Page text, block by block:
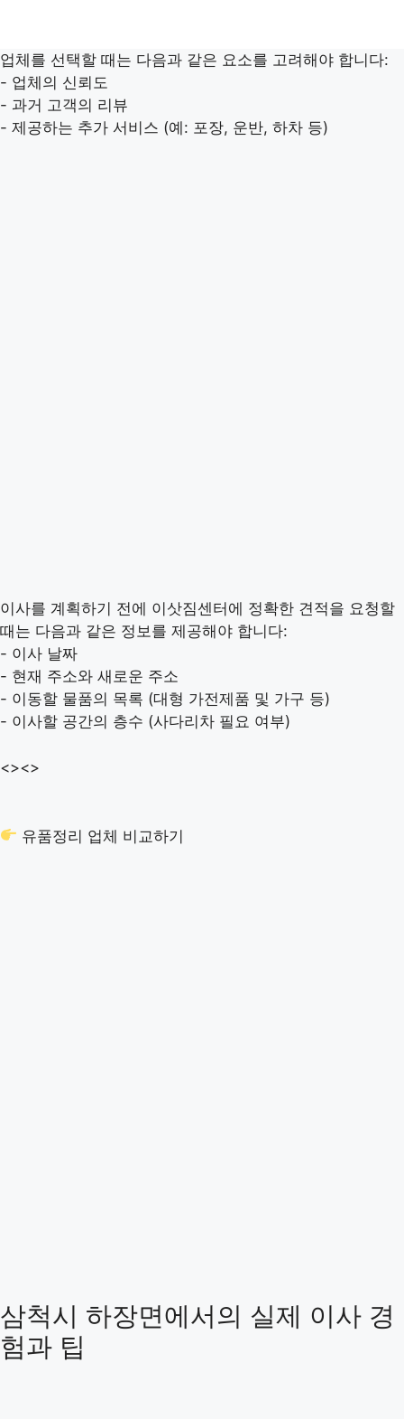
업체를 선택할 때는 다음과 같은 요소를 고려해야 합니다:
- 업체의 신뢰도
- 과거 고객의 리뷰
- 제공하는 추가 서비스 (예: 포장, 운반, 하차 등)
이사를 계획하기 전에 이삿짐센터에 정확한 견적을 요청할
때는 다음과 같은 정보를 제공해야 합니다:
- 이사 날짜
- 현재 주소와 새로운 주소
- 이동할 물품의 목록 (대형 가전제품 및 가구 등)
- 이사할 공간의 층수 (사다리차 필요 여부)
<><>
유품정리 업체 비교하기
삼척시 하장면에서의 실제 이사 경
험과 팁